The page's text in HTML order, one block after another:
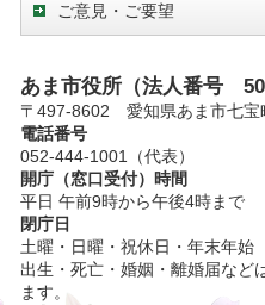
ご意見・ご要望
あま市役所（法人番号
〒497-8602 愛知県あま市七宝
電話番号
052-444-1001（代表）
開庁（窓口受付）時間
平日 午前9時から午後4時まで
閉庁日
土曜・日曜・祝休日・年末年始
出生・死亡・婚姻・離婚届など
ます。